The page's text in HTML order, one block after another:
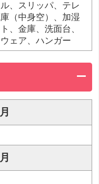
、スリッパ、テレ
（中身空）、加湿
、金庫、洗面台、
ェア、ハンガー